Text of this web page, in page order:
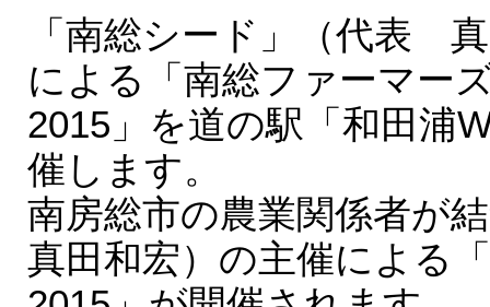
「南総シード」（代表
による「南総ファーマー
2015」を道の駅「和田浦
催します。
南房総市の農業関係者が
真田和宏）の主催による